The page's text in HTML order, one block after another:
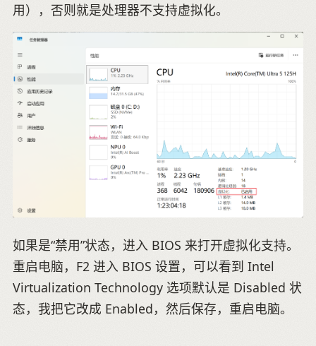
用），否则就是处理器不支持虚拟化。
如果是“禁用”状态，进入 BIOS 来打开虚拟化支持。
重启电脑，F2 进入 BIOS 设置，可以看到 Intel
Virtualization Technology 选项默认是 Disabled 状
态，我把它改成 Enabled，然后保存，重启电脑。